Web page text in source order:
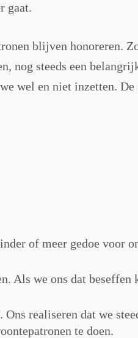
gaat.
blijven honoreren.
nog steeds een
wel en niet inzetten. De
of meer gedoe voor
Als we ons dat beseffen
realiseren dat we
te doen.